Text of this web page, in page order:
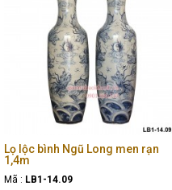
Lọ lộc bình Ngũ Long men rạn
1,4m
Mã : LB1-14.09